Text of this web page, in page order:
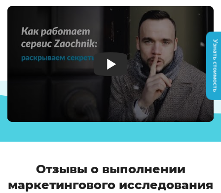
Отзывы о выполнении
маркетингового исследования
Узнать стоимость